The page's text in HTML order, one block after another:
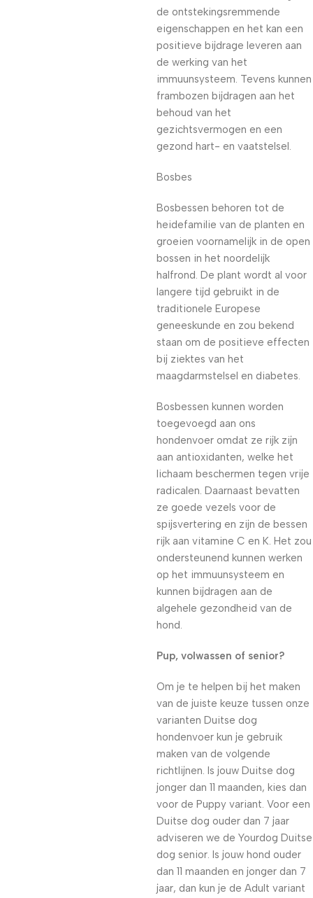
de ontstekingsremmende
eigenschappen en het kan een
positieve bijdrage leveren aan
de werking van het
immuunsysteem. Tevens kunnen
frambozen bijdragen aan het
behoud van het
gezichtsvermogen en een
gezond hart- en vaatstelsel.
Bosbes
Bosbessen behoren tot de
heidefamilie van de planten en
groeien voornamelijk in de open
bossen in het noordelijk
halfrond. De plant wordt al voor
langere tijd gebruikt in de
traditionele Europese
geneeskunde en zou bekend
staan om de positieve effecten
bij ziektes van het
maagdarmstelsel en diabetes.
Bosbessen kunnen worden
toegevoegd aan ons
hondenvoer omdat ze rijk zijn
aan antioxidanten, welke het
lichaam beschermen tegen vrije
radicalen. Daarnaast bevatten
ze goede vezels voor de
spijsvertering en zijn de bessen
rijk aan vitamine C en K. Het zou
ondersteunend kunnen werken
op het immuunsysteem en
kunnen bijdragen aan de
algehele gezondheid van de
hond.
Pup, volwassen of senior?
Om je te helpen bij het maken
van de juiste keuze tussen onze
varianten Duitse dog
hondenvoer kun je gebruik
maken van de volgende
richtlijnen. Is jouw Duitse dog
jonger dan 11 maanden, kies dan
voor de Puppy variant. Voor een
Duitse dog ouder dan 7 jaar
adviseren we de Yourdog Duitse
dog senior. Is jouw hond ouder
dan 11 maanden en jonger dan 7
jaar, dan kun je de Adult variant